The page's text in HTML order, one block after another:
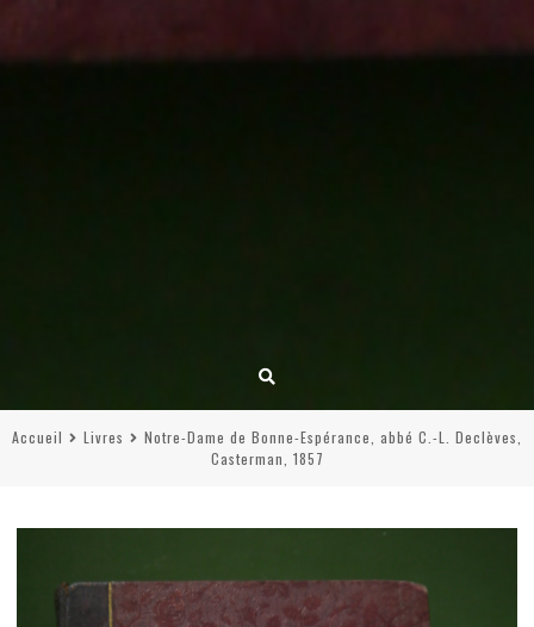
Accueil Livres
Notre-Dame de Bonne-Espérance, abbé C.-L. Declèves,
Casterman, 1857